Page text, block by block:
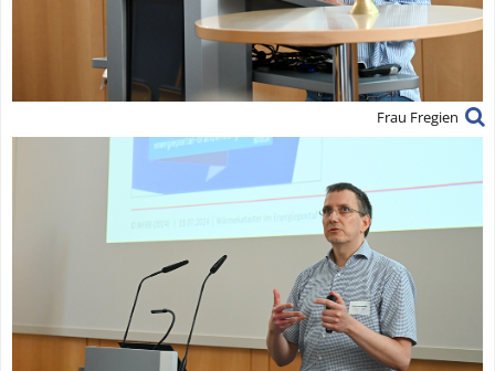
Frau Fregien